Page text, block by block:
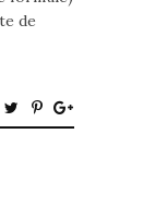
de